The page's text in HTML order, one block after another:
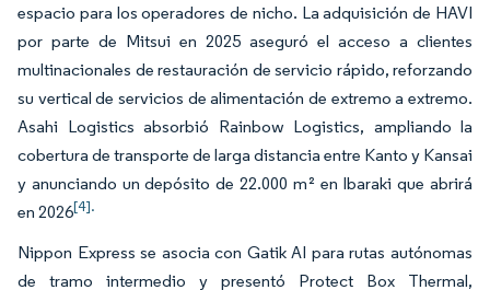
espacio para los operadores de nicho. La adquisición de HAVI
por parte de Mitsui en 2025 aseguró el acceso a clientes
multinacionales de restauración de servicio rápido, reforzando
su vertical de servicios de alimentación de extremo a extremo.
Asahi Logistics absorbió Rainbow Logistics, ampliando la
cobertura de transporte de larga distancia entre Kanto y Kansai
y anunciando un depósito de 22.000 m² en Ibaraki que abrirá
en 2026[4].
Nippon Express se asocia con Gatik AI para rutas autónomas
de tramo intermedio y presentó Protect Box Thermal,